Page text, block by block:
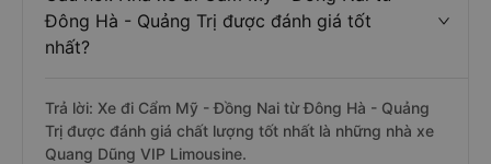
Đông Hà - Quảng Trị được đánh giá tốt
nhất?
Trả lời: Xe đi Cẩm Mỹ - Đồng Nai từ Đông Hà - Quảng
Trị được đánh giá chất lượng tốt nhất là những nhà xe
Quang Dũng VIP Limousine.